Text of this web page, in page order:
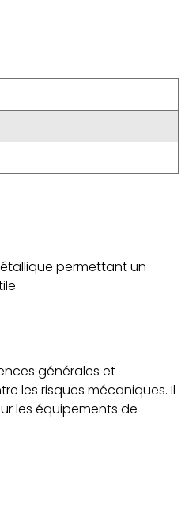
permettant un
générales et
les risques mécaniques. Il
les équipements de